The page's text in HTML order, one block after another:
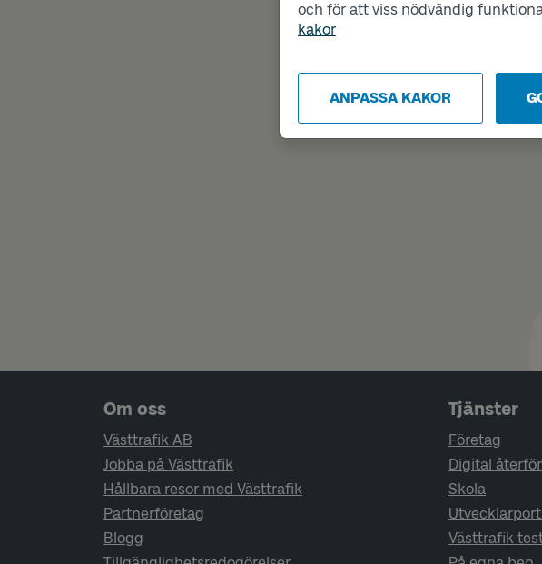
och för att viss nödvändig
kakor
ANPASSA KAKOR
Sidfotsnavigering
Om oss
Västtrafik AB
Jobba på Västtrafik
Hållbara resor med Västtrafik
Partnerföretag
Blogg
Tjänster
Företag
Digital
Skola
Västtrafik